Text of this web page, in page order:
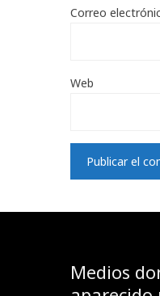
Correo
Web
Medios